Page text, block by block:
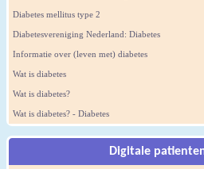
Diabetes mellitus type 2
Diabetesvereniging Nederland: Diabetes
Informatie over (leven met) diabetes
Wat is diabetes
Wat is diabetes?
Wat is diabetes? - Diabetes
Digitale